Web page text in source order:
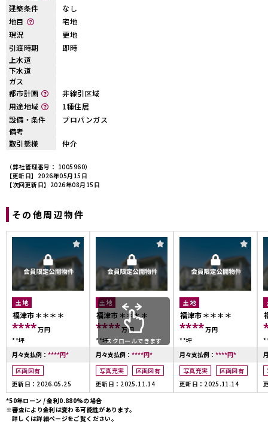
建築条件
なし
地目
宅地
現況
更地
引渡時期
即時
上水道
下水道
ガス
都市計画
非線引区域
用途地域
1種住居
設備・条件
プロパンガス
備考
取引態様
仲介
（弊社管理番号： 1005960）
【更新日】2026年05月15日
【次回更新日】2026年08月15日
その他周辺物件
土地
福津市＊＊＊＊
****万円
**坪
月々支払例： ****円*
区画図有
更新日：2026.05.25
土地
福津市＊＊＊＊
****万円
**坪
月々支払例： ****円*
写真充実
区画図有
更新日：2025.11.14
土地
福津市＊＊＊＊
****万円
**坪
月々支払例： ****円*
写真充実
区画図有
更新日：2025.11.14
スクロールできます
*50年ローン / 金利0.880%の場合
※審査により金利は変わる可能性があります。
詳しくは詳細ページをご覧ください。